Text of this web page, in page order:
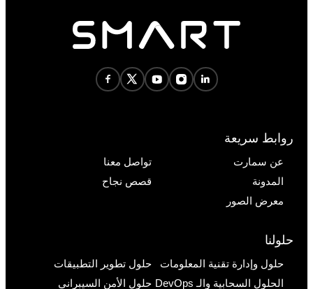
روابط سريعة
عن سمارت
تواصل معنا
المدونة
قصص نجاح
معرض الصور
حلولنا
حلول وإدارة تقنية المعلومات
حلول تطوير التطبيقات
الحلول السحابية والـ DevOps
حلول الأمن السيبراني